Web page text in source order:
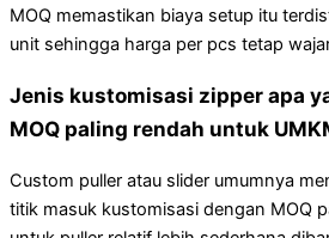
MOQ memastikan biaya setup itu
unit sehingga harga per pcs tetap
Jenis kustomisasi zipper apa
MOQ paling rendah untuk
Custom puller atau slider umumnya
titik masuk kustomisasi dengan MOQ